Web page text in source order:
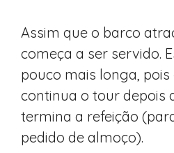
Assim que o barco
começa a ser servido.
pouco mais longa,
continua o tour depois
termina a refeição
pedido de almoço).